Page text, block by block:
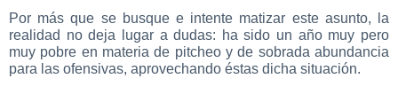
Por más que se busque e intente matizar este asunto, la
realidad no deja lugar a dudas: ha sido un año muy pero
muy pobre en materia de pitcheo y de sobrada abundancia
para las ofensivas, aprovechando éstas dicha situación.